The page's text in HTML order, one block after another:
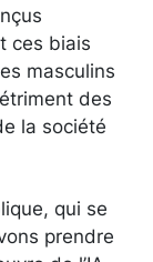
ces biais
masculins
des
la société
qui se
prendre